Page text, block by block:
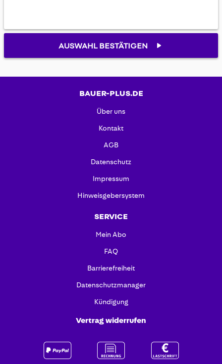
AUSWAHL BESTÄTIGEN
BAUER-PLUS.DE
Über uns
Kontakt
AGB
Datenschutz
Impressum
Hinweisgebersystem
SERVICE
Mein Abo
FAQ
Barrierefreiheit
Datenschutzmanager
Kündigung
Vertrag widerrufen